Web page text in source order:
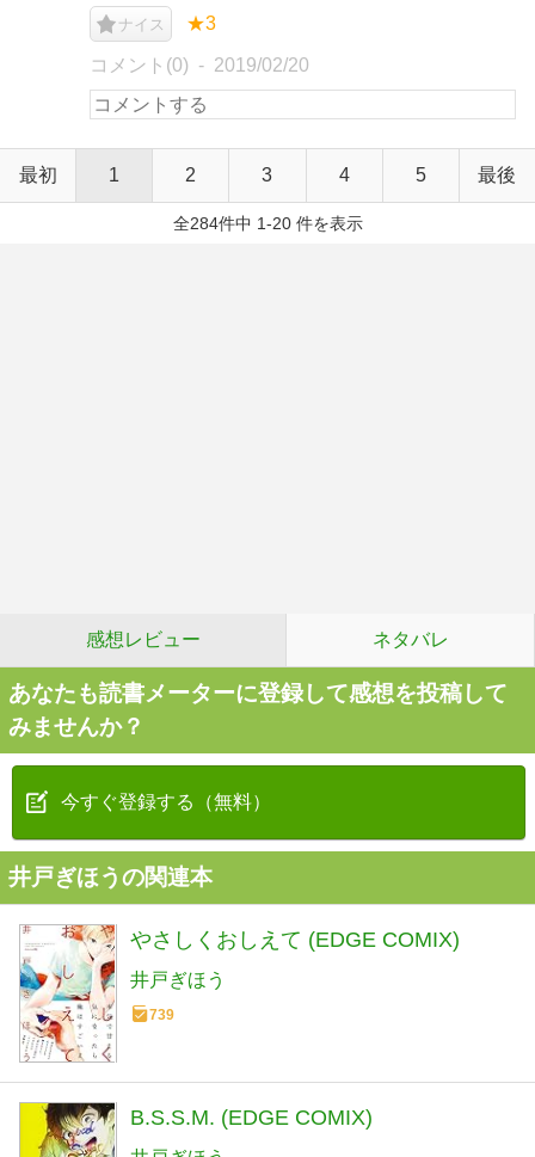
ナイス ★3
コメント(0) 2019/02/20
最初 1 2 3 4 5 最後
全284件中 1-20 件を表示
感想レビュー ネタバレ
あなたも読書メーターに登録して感想を投稿して
みませんか？
今すぐ登録する（無料）
井戸ぎほうの関連本
やさしくおしえて (EDGE COMIX)
井戸ぎほう
739
B.S.S.M. (EDGE COMIX)